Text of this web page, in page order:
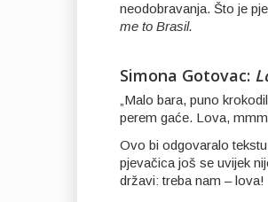
neodobravanja. Što je
me to Brasil.
Simona Gotovac:
„Malo bara, puno
perem gaće. Lova,
Ovo bi odgovaralo
pjevačica još se uvijek
državi: treba nam – lova!